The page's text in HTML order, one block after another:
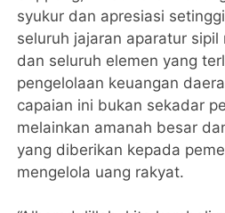
syukur dan apresiasi
seluruh jajaran aparatur sipil
dan seluruh elemen yang
pengelolaan keuangan
capaian ini bukan sekadar
melainkan amanah besar
yang diberikan kepada
mengelola uang rakyat.